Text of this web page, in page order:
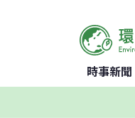
時事新聞